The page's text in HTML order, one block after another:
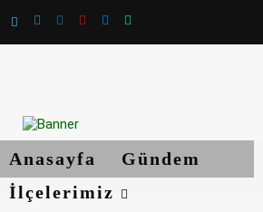
Anasayfa
Gündem
İlçelerimiz